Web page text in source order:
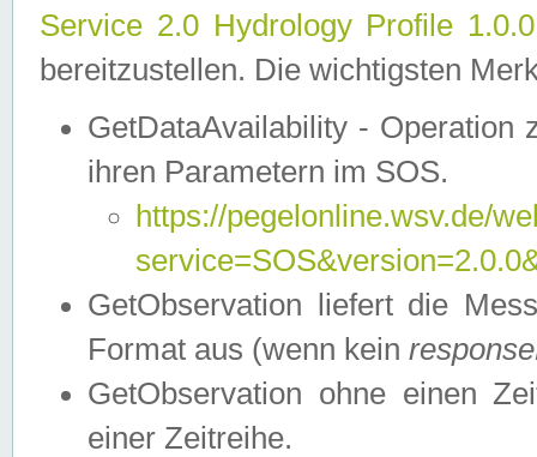
Service 2.0 Hydrology Profile
bereitzustellen. Die wichtigsten
GetDataAvailability - Operation
ihren Parametern im SOS.
https://pegelonline.wsv.de/
GetObservation liefert die
Format aus (wenn kein
GetObservation ohne einen
einer Zeitreihe.